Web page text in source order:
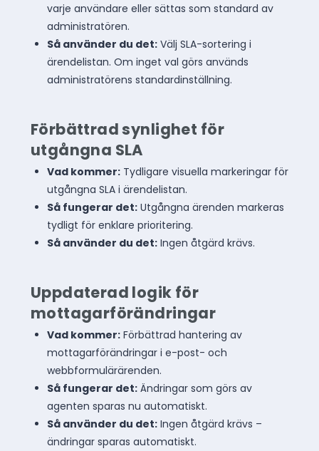
varje användare eller sättas som standard av
administratören.
Så använder du det: Välj SLA-sortering i
ärendelistan. Om inget val görs används
administratörens standardinställning.
Förbättrad synlighet för
utgångna SLA
Vad kommer: Tydligare visuella markeringar för
utgångna SLA i ärendelistan.
Så fungerar det: Utgångna ärenden markeras
tydligt för enklare prioritering.
Så använder du det: Ingen åtgärd krävs.
Uppdaterad logik för
mottagarförändringar
Vad kommer: Förbättrad hantering av
mottagarförändringar i e-post- och
webbformulärärenden.
Så fungerar det: Ändringar som görs av
agenten sparas nu automatiskt.
Så använder du det: Ingen åtgärd krävs –
ändringar sparas automatiskt.